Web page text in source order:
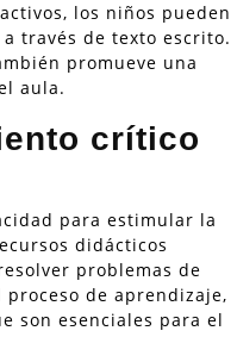
los niños pueden
través de texto escrito.
promueve una
aula.
crítico
para estimular la
didácticos
problemas de
de aprendizaje,
son esenciales para el